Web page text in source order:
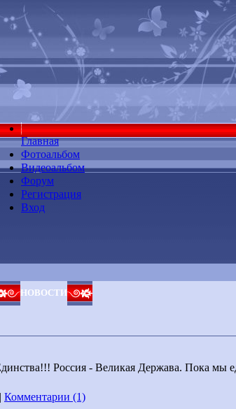
Главная
Фотоальбом
Видеоальбом
Форум
Регистрация
Вход
НОВОСТИ
Россия - Великая Держава. Пока мы
Комментарии (1)